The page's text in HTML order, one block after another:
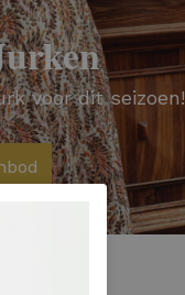
voor dit seizoen!